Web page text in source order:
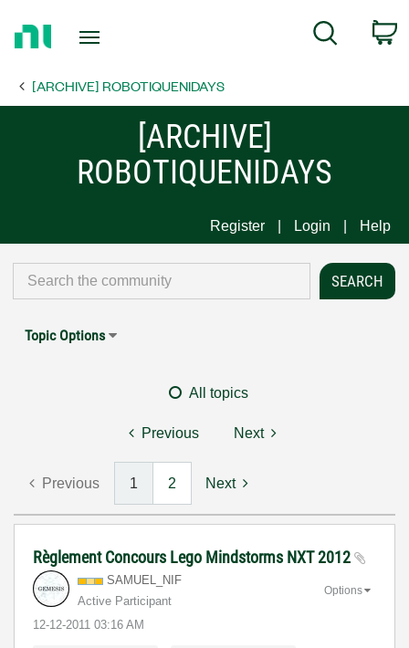
Page
Search
[ARCHIVE] ROBOTIQUENIDAYS
[ARCHIVE]
ROBOTIQUENIDAYS
Register Login Help
Topic Options
All topics
Previous Next
Previous 1 2 Next
Règlement Concours Lego Mindstorms NXT 2012
SAMUEL_NIF
Active Participant
‎12-12-2011 03:16 AM
Options